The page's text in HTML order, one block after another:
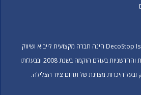
חברת דקו’ סטופ ישראל- DecoStop Israel הינה חברה מקצועית לייבוא ושיווק
ציוד צלילה מהחברות המובילות והחדשניות בעולם הוקמה בשנת 2008 ובבעלותו
ובעל היכרות מצוינת של תחום ציוד הצלילה.